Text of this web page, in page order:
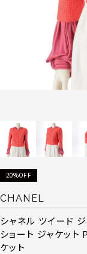
20%OFF
CHANEL
シャネル ツイード
ショート ジャケッ
ケット